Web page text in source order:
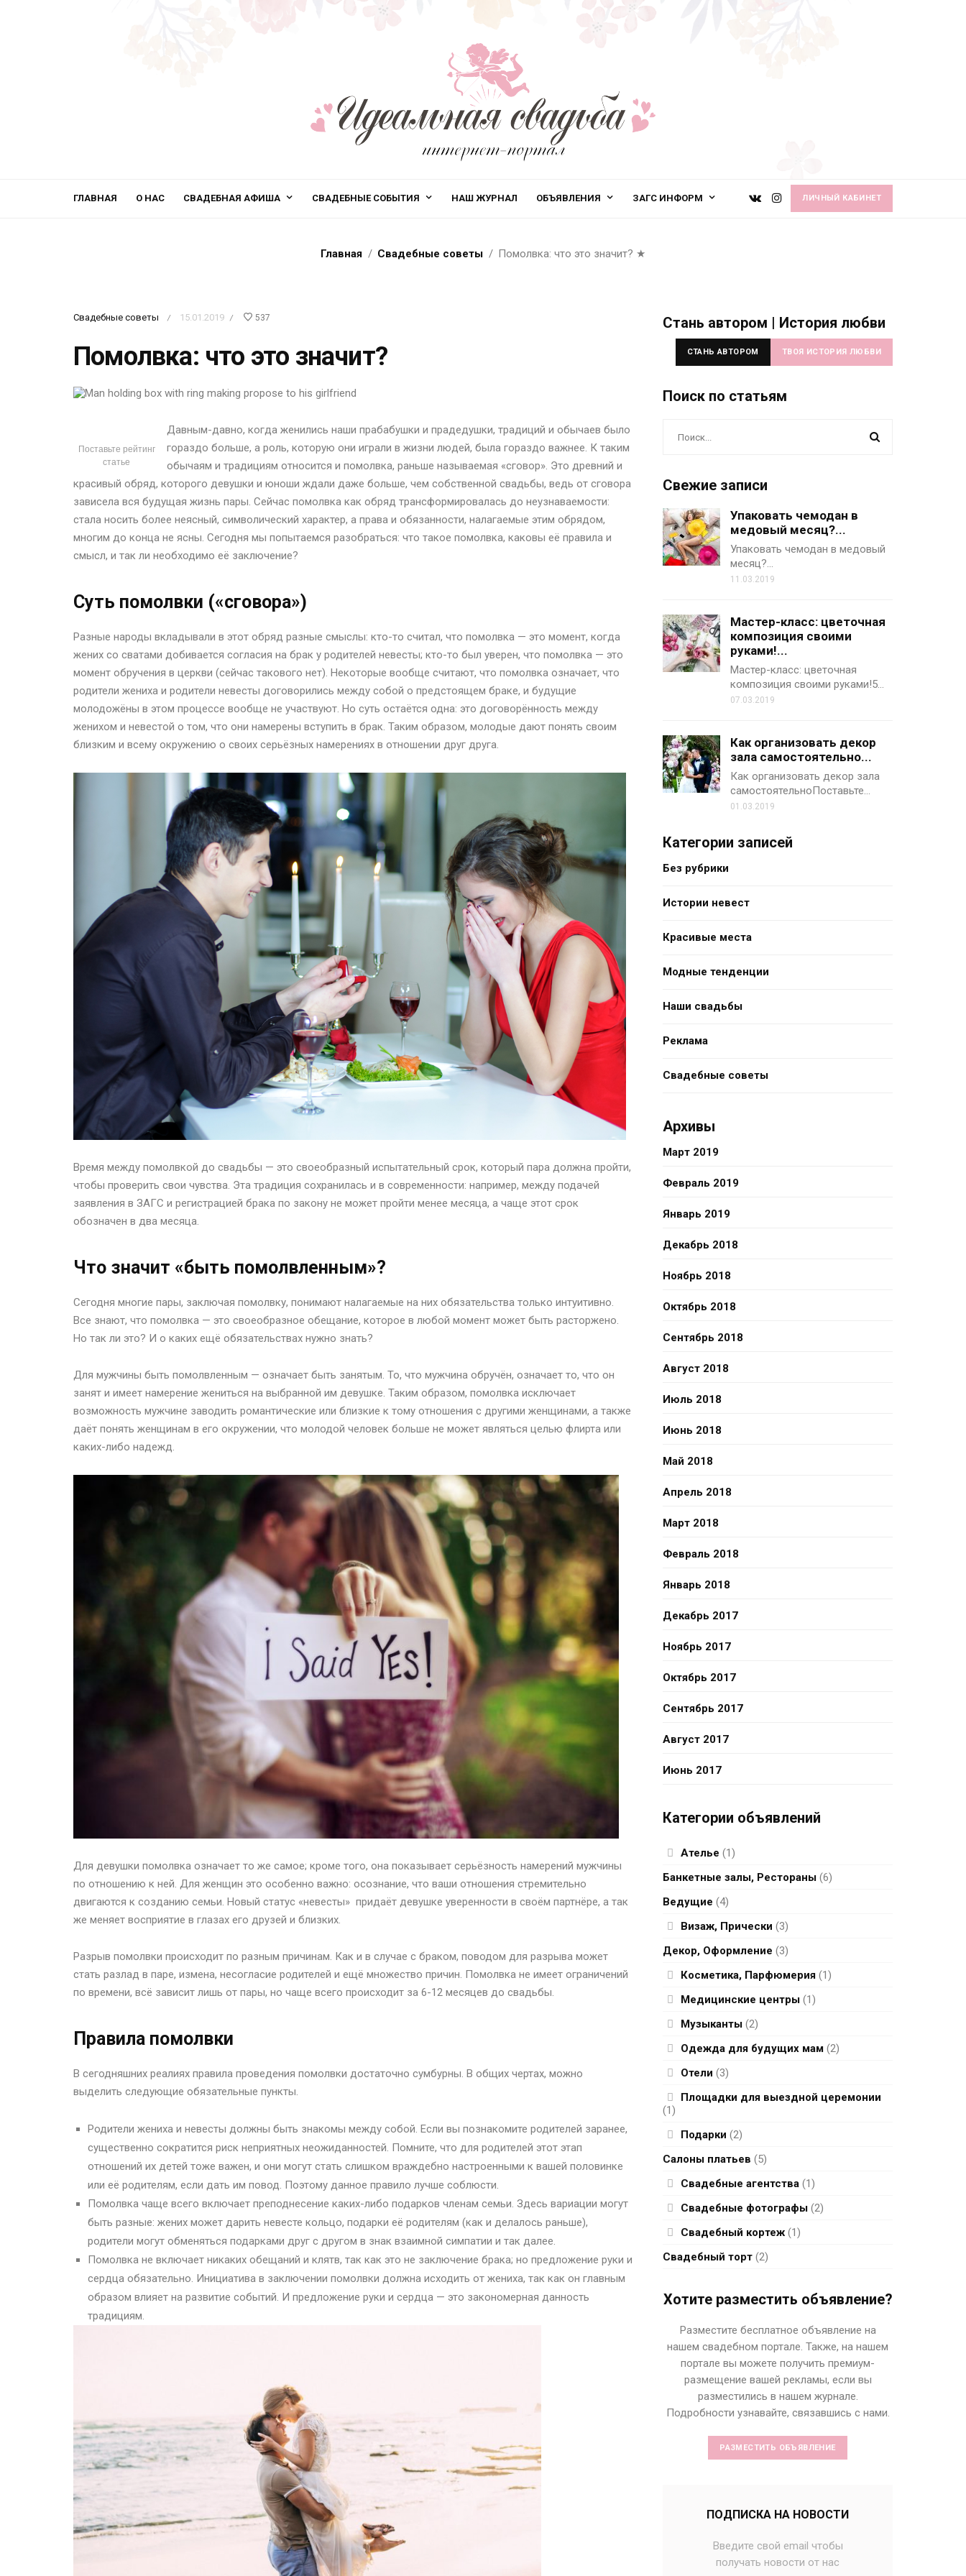
ГЛАВНАЯ О НАС СВАДЕБНАЯ АФИША СВАДЕБНЫЕ СОБЫТИЯ НАШ ЖУРНАЛ ОБЪЯВЛЕНИЯ ЗАГС ИНФОРМ ЛИЧНЫЙ КАБИНЕТ
Главная Свадебные советы Помолвка: что это значит? ★
Свадебные советы / 15.01.2019 / 537
Помолвка: что это значит?
Поставьте рейтинг
статье
Давным-давно, когда женились наши прабабушки и прадедушки, традиций и обычаев было
гораздо больше, а роль, которую они играли в жизни людей, была гораздо важнее. К таким
обычаям и традициям относится и помолвка, раньше называемая «сговор». Это древний и
красивый обряд, которого девушки и юноши ждали даже больше, чем собственной свадьбы, ведь от сговора
зависела вся будущая жизнь пары. Сейчас помолвка как обряд трансформировалась до неузнаваемости:
стала носить более неясный, символический характер, а права и обязанности, налагаемые этим обрядом,
многим до конца не ясны. Сегодня мы попытаемся разобраться: что такое помолвка, каковы её правила и
смысл, и так ли необходимо её заключение?
Суть помолвки («сговора»)
Разные народы вкладывали в этот обряд разные смыслы: кто-то считал, что помолвка — это момент, когда
жених со сватами добивается согласия на брак у родителей невесты; кто-то был уверен, что помолвка — это
момент обручения в церкви (сейчас такового нет). Некоторые вообще считают, что помолвка означает, что
родители жениха и родители невесты договорились между собой о предстоящем браке, и будущие
молодожёны в этом процессе вообще не участвуют. Но суть остаётся одна: это договорённость между
женихом и невестой о том, что они намерены вступить в брак. Таким образом, молодые дают понять своим
близким и всему окружению о своих серьёзных намерениях в отношении друг друга.
Время между помолвкой до свадьбы — это своеобразный испытательный срок, который пара должна пройти,
чтобы проверить свои чувства. Эта традиция сохранилась и в современности: например, между подачей
заявления в ЗАГС и регистрацией брака по закону не может пройти менее месяца, а чаще этот срок
обозначен в два месяца.
Что значит «быть помолвленным»?
Сегодня многие пары, заключая помолвку, понимают налагаемые на них обязательства только интуитивно.
Все знают, что помолвка — это своеобразное обещание, которое в любой момент может быть расторжено.
Но так ли это? И о каких ещё обязательствах нужно знать?
Для мужчины быть помолвленным — означает быть занятым. То, что мужчина обручён, означает то, что он
занят и имеет намерение жениться на выбранной им девушке. Таким образом, помолвка исключает
возможность мужчине заводить романтические или близкие к тому отношения с другими женщинами, а также
даёт понять женщинам в его окружении, что молодой человек больше не может являться целью флирта или
каких-либо надежд.
Для девушки помолвка означает то же самое; кроме того, она показывает серьёзность намерений мужчины
по отношению к ней. Для женщин это особенно важно: осознание, что ваши отношения стремительно
двигаются к созданию семьи. Новый статус «невесты» придаёт девушке уверенности в своём партнёре, а так
же меняет восприятие в глазах его друзей и близких.
Разрыв помолвки происходит по разным причинам. Как и в случае с браком, поводом для разрыва может
стать разлад в паре, измена, несогласие родителей и ещё множество причин. Помолвка не имеет ограничений
по времени, всё зависит лишь от пары, но чаще всего происходит за 6-12 месяцев до свадьбы.
Правила помолвки
В сегодняшних реалиях правила проведения помолвки достаточно сумбурны. В общих чертах, можно
выделить следующие обязательные пункты.
Родители жениха и невесты должны быть знакомы между собой. Если вы познакомите родителей заранее,
существенно сократится риск неприятных неожиданностей. Помните, что для родителей этот этап
отношений их детей тоже важен, и они могут стать слишком враждебно настроенными к вашей половинке
или её родителям, если дать им повод. Поэтому данное правило лучше соблюсти.
Помолвка чаще всего включает преподнесение каких-либо подарков членам семьи. Здесь вариации могут
быть разные: жених может дарить невесте кольцо, подарки её родителям (как и делалось раньше),
родители могут обменяться подарками друг с другом в знак взаимной симпатии и так далее.
Помолвка не включает никаких обещаний и клятв, так как это не заключение брака; но предложение руки и
сердца обязательно. Инициатива в заключении помолвки должна исходить от жениха, так как он главным
образом влияет на развитие событий. И предложение руки и сердца — это закономерная данность
традициям.
Стань автором | История любви
ТВОЯ ИСТОРИЯ ЛЮБВИ
СТАНЬ АВТОРОМ
Поиск по статьям
Свежие записи
Упаковать чемодан в
медовый месяц?...
Упаковать чемодан в медовый
месяц?…
11.03.2019
Мастер-класс: цветочная
композиция своими
руками!...
Мастер-класс: цветочная
композиция своими руками!5…
07.03.2019
Как организовать декор
зала самостоятельно...
Как организовать декор зала
самостоятельноПоставьте…
01.03.2019
Категории записей
Без рубрики
Истории невест
Красивые места
Модные тенденции
Наши свадьбы
Реклама
Свадебные советы
Архивы
Март 2019
Февраль 2019
Январь 2019
Декабрь 2018
Ноябрь 2018
Октябрь 2018
Сентябрь 2018
Август 2018
Июль 2018
Июнь 2018
Май 2018
Апрель 2018
Март 2018
Февраль 2018
Январь 2018
Декабрь 2017
Ноябрь 2017
Октябрь 2017
Сентябрь 2017
Август 2017
Июнь 2017
Категории объявлений
Ателье (1)
Банкетные залы, Рестораны (6)
Ведущие (4)
Визаж, Прически (3)
Декор, Оформление (3)
Косметика, Парфюмерия (1)
Медицинские центры (1)
Музыканты (2)
Одежда для будущих мам (2)
Отели (3)
Площадки для выездной церемонии
(1)
Подарки (2)
Салоны платьев (5)
Свадебные агентства (1)
Свадебные фотографы (2)
Свадебный кортеж (1)
Свадебный торт (2)
Хотите разместить объявление?
Разместите бесплатное объявление на
нашем свадебном портале. Также, на нашем
портале вы можете получить премиум-
размещение вашей рекламы, если вы
разместились в нашем журнале.
Подробности узнавайте, связавшись с нами.
РАЗМЕСТИТЬ ОБЪЯВЛЕНИЕ
ПОДПИСКА НА НОВОСТИ
Введите свой email чтобы
получать новости от нас